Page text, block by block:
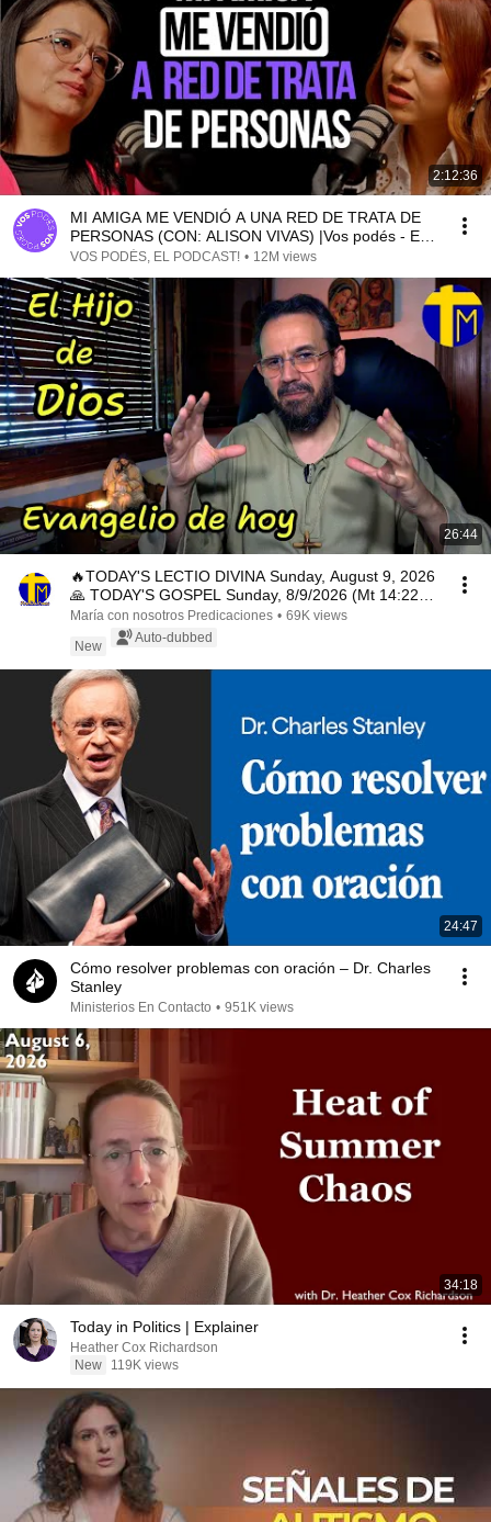
2:12:36
MI AMIGA ME VENDIÓ A UNA RED DE TRATA DE
PERSONAS (CON: ALISON VIVAS) |Vos podés - EP
154|
VOS PODÉS, EL PODCAST! • 12M views
26:44
🔥TODAY'S LECTIO DIVINA Sunday, August 9, 2026
🙏 TODAY'S GOSPEL Sunday, 8/9/2026 (Mt 14:22-
33)
María con nosotros Predicaciones • 69K views
New
Auto-dubbed
24:47
Cómo resolver problemas con oración – Dr. Charles
Stanley
Ministerios En Contacto • 951K views
34:18
Today in Politics | Explainer
Heather Cox Richardson
New
119K views